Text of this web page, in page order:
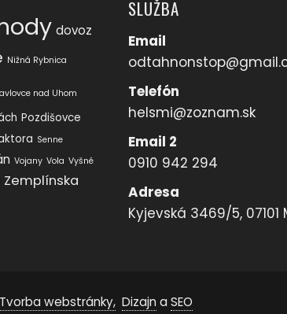
dovoz
Nižná Rybnica
nad Uhom
Pozdišovce
Senne
Vojany Vola Vyšné
Zemplínska
SLUŽBA
Email
Telefón
helsmi@zoznam.sk
Email 2
0910 942 294
Adresa
Kyjevská 3469/5,
Tvorba webstránky, Dizajn a SEO